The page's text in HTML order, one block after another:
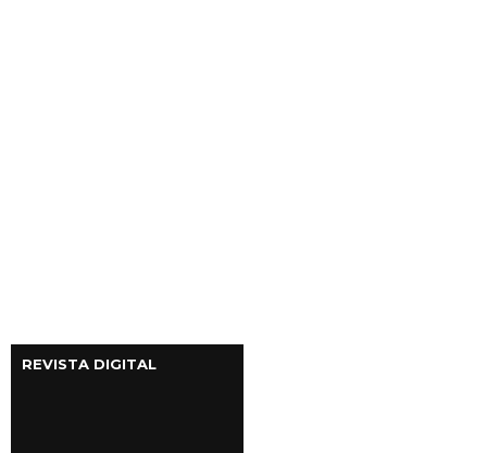
REVISTA DIGITAL